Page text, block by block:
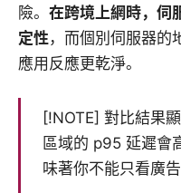
險。 在跨境上網時，伺
定性，而個別伺服器的
應用反應更乾淨。
[!NOTE] 對比結果
區域的 p95 延遲會
味著你不能只看廣